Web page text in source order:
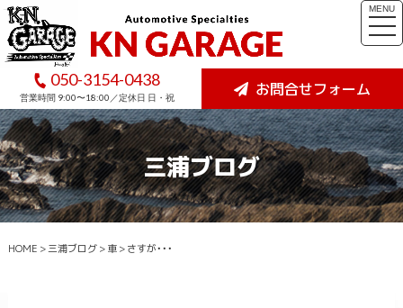
050-3154-0438
営業時間 9:00〜18:00／定休日 日・祝 お問合せフォーム
MENU
三浦ブログ
HOME >三浦ブログ>車>さすが・・・